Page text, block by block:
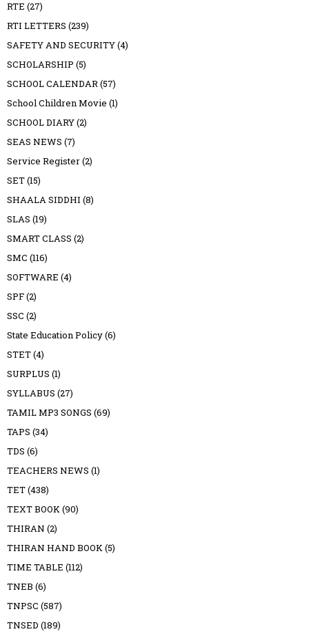
RTE (27)
RTI LETTERS (239)
SAFETY AND SECURITY(4)
SCHOLARSHIP (5)
SCHOOL CALENDAR(57)
School Children Movie (1)
SCHOOL DIARY(2)
SEAS NEWS (7)
Service Register(2)
SET(15)
SHAALA SIDDHI (8)
SLAS (19)
SMART CLASS (2)
SMC (116)
SOFTWARE (4)
SPF(2)
SSC (2)
State Education Policy(6)
STET(4)
SURPLUS (1)
SYLLABUS (27)
TAMIL MP3 SONGS (69)
TAPS (34)
TDS (6)
TEACHERS NEWS (1)
TET(438)
TEXT BOOK(90)
THIRAN (2)
THIRAN HAND BOOK(5)
TIME TABLE (112)
TNEB (6)
TNPSC (587)
TNSED (189)